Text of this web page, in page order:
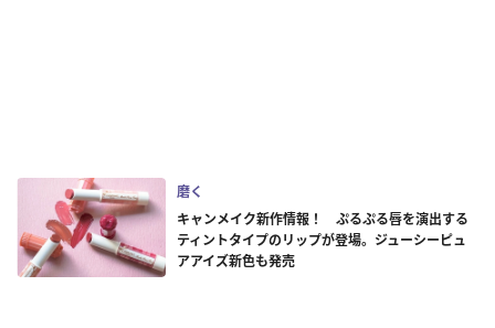
磨く
キャンメイク新作情報！ ぷるぷる唇を演出する
ティントタイプのリップが登場。ジューシーピュ
アアイズ新色も発売